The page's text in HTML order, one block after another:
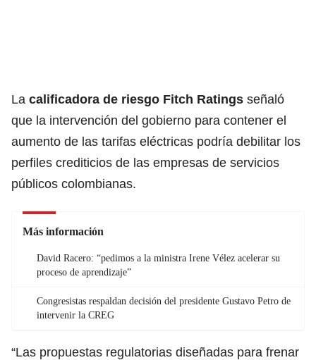
La calificadora de riesgo Fitch Ratings señaló
que la intervención del gobierno para contener el
aumento de las tarifas eléctricas podría debilitar los
perfiles crediticios de las empresas de servicios
públicos colombianas.
Más información
David Racero: “pedimos a la ministra Irene Vélez acelerar su
proceso de aprendizaje”
Congresistas respaldan decisión del presidente Gustavo Petro de
intervenir la CREG
“Las propuestas regulatorias diseñadas para frenar